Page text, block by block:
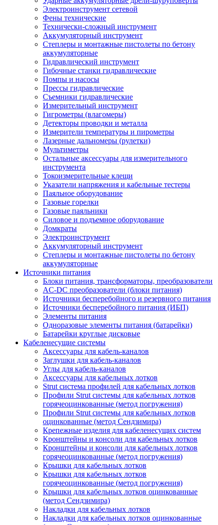
Электроинструмент сетевой
Фены технические
Технически-сложный инструмент
Аккумуляторный инструмент
Степлеры и монтажные пистолеты по бетону
аккумуляторные
Гидравлический инструмент
Гибочные станки гидравлические
Помпы и насосы
Прессы гидравлические
Съемники гидравлические
Измерительный инструмент
Гигрометры (влагомеры)
Детекторы проводки и металла
Измерители температуры и пирометры
Лазерные дальномеры (рулетки)
Мультиметры
Остальные аксессуары для измерительного
инструмента
Токоизмерительные клещи
Указатели напряжения и кабельные тестеры
Паяльное оборудование
Газовые горелки
Газовые паяльники
Силовое и подъемное оборудование
Домкраты
Электроинструмент
Аккумуляторный инструмент
Степлеры и монтажные пистолеты по бетону
аккумуляторные
Источники питания
Блоки питания, трансформаторы, преобразователи
AC-DC преобразователи (блоки питания)
Источники бесперебойного и резервного питания
Источники бесперебойного питания (ИБП)
Элементы питания
Одноразовые элементы питания (батарейки)
Батарейки круглые дисковые
Кабеленесущие системы
Аксессуары для кабель-каналов
Заглушки для кабель-каналов
Углы для кабель-каналов
Аксессуары для кабельных лотков
Strut система профилей для кабельных лотков
Профили Strut системы для кабельных лотков
горячеоцинкованные (метод погружения)
Профили Strut системы для кабельных лотков
оцинкованные (метод Сендзимира)
Крепежные изделия для кабеленесущих систем
Кронштейны и консоли для кабельных лотков
Кронштейны и консоли для кабельных лотков
горячеоцинкованные (метод погружения)
Крышки для кабельных лотков
Крышки для кабельных лотков
горячеоцинкованные (метод погружения)
Крышки для кабельных лотков оцинкованные
(метод Сендзимира)
Накладки для кабельных лотков
Накладки для кабельных лотков оцинкованные